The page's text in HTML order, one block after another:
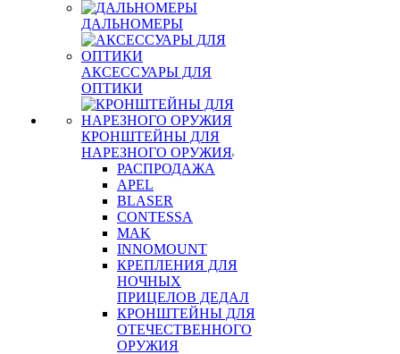
ДАЛЬНОМЕРЫ
АКСЕССУАРЫ ДЛЯ
ОПТИКИ
КРОНШТЕЙНЫ ДЛЯ
НАРЕЗНОГО ОРУЖИЯ
РАСПРОДАЖА
APEL
BLASER
CONTESSA
MAK
INNOMOUNT
КРЕПЛЕНИЯ ДЛЯ
НОЧНЫХ
ПРИЦЕЛОВ ДЕДАЛ
КРОНШТЕЙНЫ ДЛЯ
ОТЕЧЕСТВЕННОГО
ОРУЖИЯ